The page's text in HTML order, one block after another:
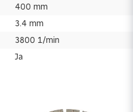
400 mm
3.4 mm
3800 1/min
Ja